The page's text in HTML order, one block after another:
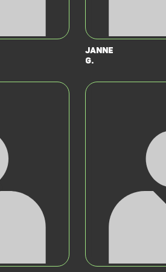
Janne
G.